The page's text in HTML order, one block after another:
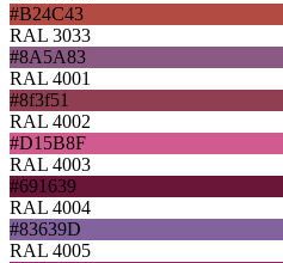
#B24C43
RAL 3033
#8A5A83
RAL 4001
#8f3f51
RAL 4002
#D15B8F
RAL 4003
#691639
RAL 4004
#83639D
RAL 4005